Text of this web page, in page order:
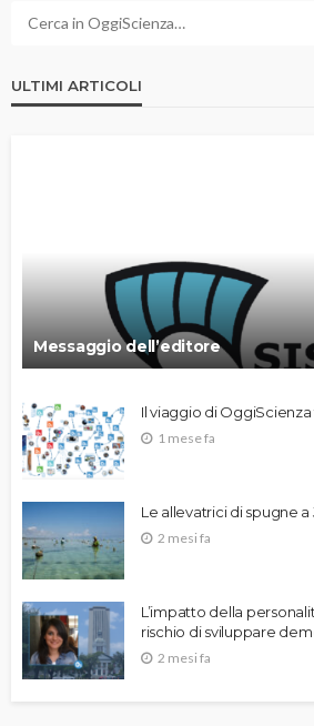
ULTIMI ARTICOLI
Messaggio dell’editore
Il viaggio di OggiScienza
1 mese fa
Le allevatrici di spugne a
2 mesi fa
L’impatto della
rischio di sviluppare
2 mesi fa